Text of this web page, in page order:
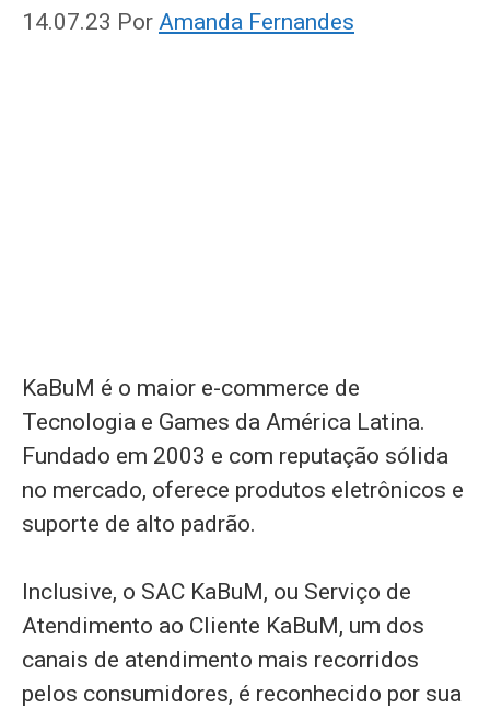
14.07.23 Por Amanda Fernandes
KaBuM é o maior e-commerce de
Tecnologia e Games da América Latina.
Fundado em 2003 e com reputação sólida
no mercado, oferece produtos eletrônicos e
suporte de alto padrão.
Inclusive, o SAC KaBuM, ou Serviço de
Atendimento ao Cliente KaBuM, um dos
canais de atendimento mais recorridos
pelos consumidores, é reconhecido por sua